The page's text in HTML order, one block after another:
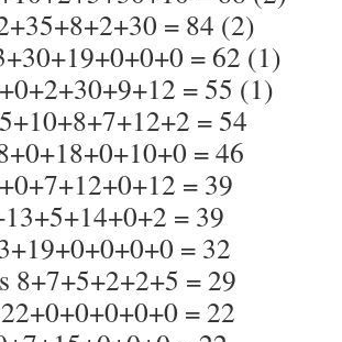
= 84 (2)
= 62 (1)
= 55 (1)
= 54
= 46
= 39
= 39
= 32
8+7+5+2+2+5 = 29
= 22